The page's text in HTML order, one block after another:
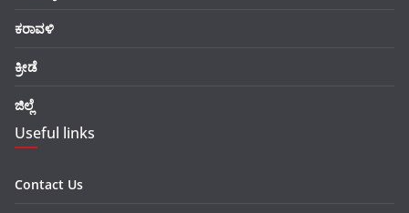
ಕರಾವಳಿ
ಕ್ರೀಡೆ
ಜಿಲ್ಲೆ
Useful links
Contact Us